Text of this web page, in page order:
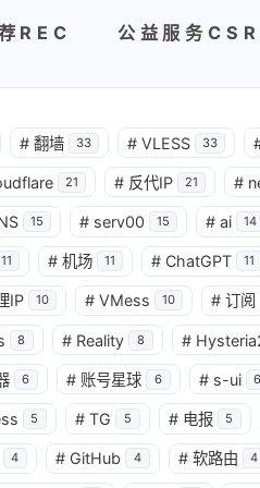
REC 公益服务CSR
# 翻墙 33 # VLESS 33
21 # 反代IP 21 #
15 # serv00 15 # ai 14
11 # 机场 11 # ChatGPT 11
IP 10 # VMess 10 # 订阅
8 # Reality 8 #
6 # 账号星球 6 # s-ui 6
5 # TG 5 # 电报 5
4 # GitHub 4 # 软路由 4